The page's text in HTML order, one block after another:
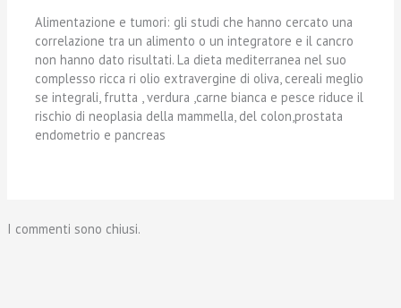
Alimentazione e tumori: gli studi che hanno cercato una
correlazione tra un alimento o un integratore e il cancro
non hanno dato risultati. La dieta mediterranea nel suo
complesso ricca ri olio extravergine di oliva, cereali meglio
se integrali, frutta , verdura ,carne bianca e pesce riduce il
rischio di neoplasia della mammella, del colon,prostata
endometrio e pancreas
I commenti sono chiusi.